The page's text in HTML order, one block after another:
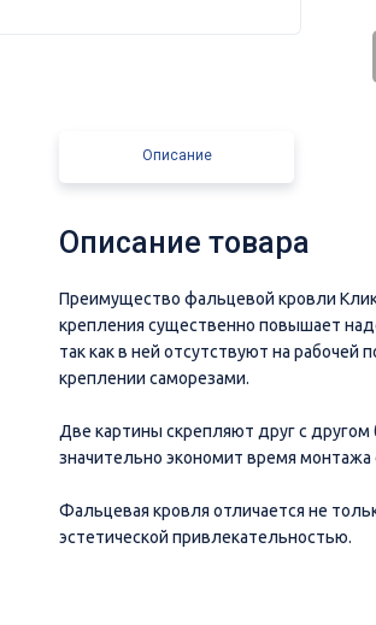
Описание
Описание товара
Преимущество фальцевой кровли
крепления существенно повышает
так как в ней отсутствуют на
креплении саморезами.
Две картины скрепляют друг с
значительно экономит время
Фальцевая кровля отличается не
эстетической привлекательностью.